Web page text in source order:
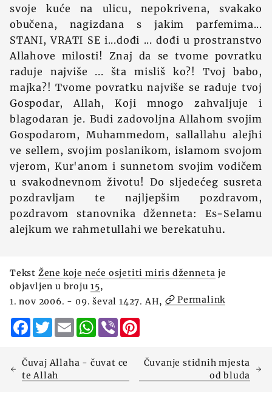
svoje kuće na ulicu, nepokrivena, svakako
obučena, nagizdana s jakim parfemima...
STANI, VRATI SE i...dođi ... dođi u prostranstvo
Allahove milosti! Znaj da se tvome povratku
raduje najviše ... šta misliš ko?! Tvoj babo,
majka?! Tvome povratku najviše se raduje tvoj
Gospodar, Allah, Koji mnogo zahvaljuje i
blagodaran je. Budi zadovoljna Allahom svojim
Gospodarom, Muhammedom, sallallahu alejhi
ve sellem, svojim poslanikom, islamom svojom
vjerom, Kur'anom i sunnetom svojim vodičem
u svakodnevnom životu! Do sljedećeg susreta
pozdravljam te najljepšim pozdravom,
pozdravom stanovnika dženneta: Es-Selamu
alejkum we rahmetullahi we berekatuhu.
Tekst Žene koje neće osjetiti miris dženneta je
objavljen u broju15,
1. nov 2006. - 09. ševal 1427. AH,
Permalink
Facebook
TwitterEmailWhatsApp
Viber
Čuvaj Allaha - čuvat ce
te Allah
Čuvanje stidnih mjesta
od bluda